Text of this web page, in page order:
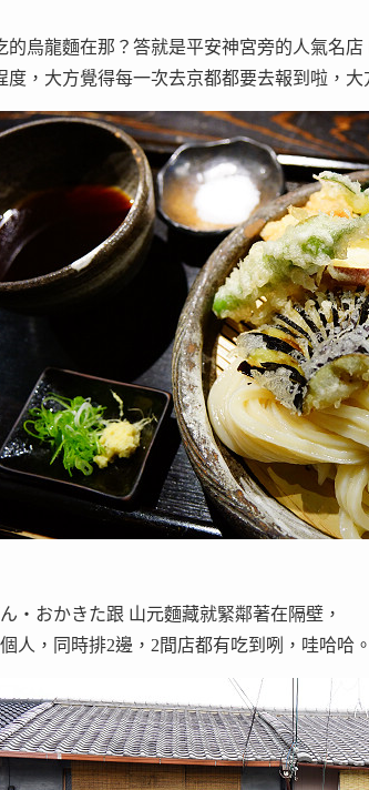
的烏龍麵在那？答就是平安神宮旁的人氣名店
度，大方覺得每一次去京都都要去報到啦，大
・おかきた跟 山元麵藏就緊鄰著在隔壁，
人，同時排2邊，2間店都有吃到咧，哇哈哈。